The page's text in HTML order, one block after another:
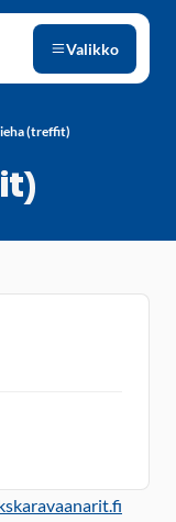
Valikko
(treffit)